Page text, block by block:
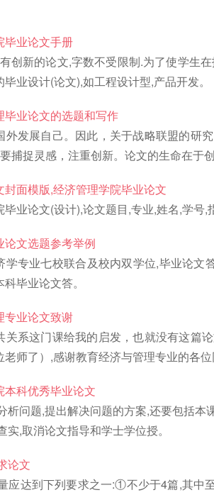
毕业论文手册
创新的论文,字数不受限制.为了使学生
业设计(论文),如工程设计型,产品开发。
毕业论文的选题和写作
外发展自己。因此，关于战略联盟的研
捕捉灵感，注重创新。论文的生命在于创
封面模版,经济管理学院毕业论文
业论文(设计),论文题目,专业,姓名,学号,
论文选题参考举例
学专业七校联合及校内双学位,毕业论
毕业论文答。
专业论文致谢
关系这门课给我的启发，也就没有这篇
师了）,感谢教育经济与管理专业的各位
本科优秀毕业论文
析问题,提出解决问题的方案,还要包括
实,取消论文指导和学士学位授。
论文
应达到下列要求之一:①不少于4篇,其中